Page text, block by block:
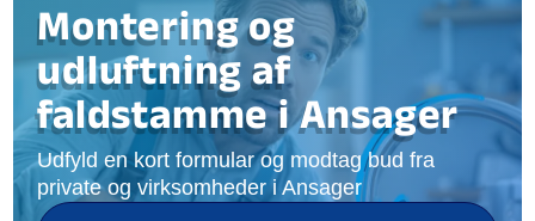
Montering og
udluftning af
faldstamme i Ansager
Udfyld en kort formular og modtag bud fra
private og virksomheder i Ansager